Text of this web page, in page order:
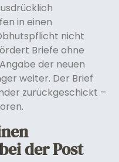
in einen
nicht
Briefe ohne
der neuen
weiter. Der Brief
zurückgeschickt –
der Post